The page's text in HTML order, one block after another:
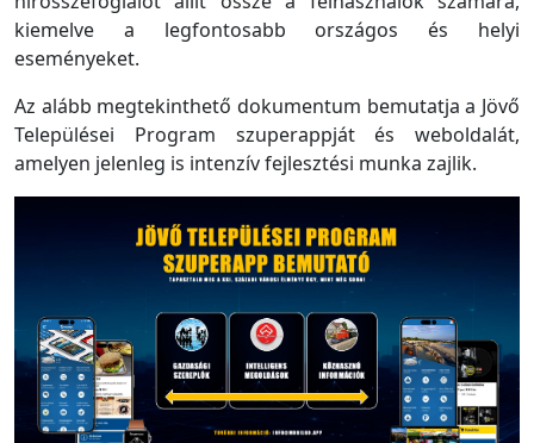
kiemelve a legfontosabb országos és helyi
eseményeket.
Az alább megtekinthető dokumentum bemutatja a Jövő
Települései Program szuperappját és weboldalát,
amelyen jelenleg is intenzív fejlesztési munka zajlik.